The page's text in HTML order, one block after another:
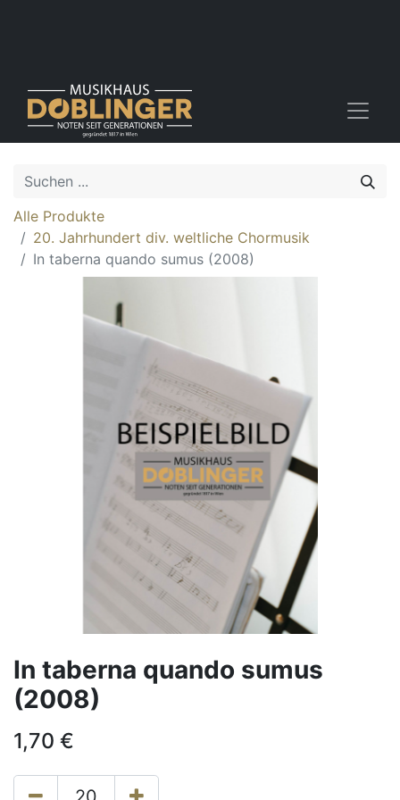
Alle Produkte
20. Jahrhundert div. weltliche Chormusik
In taberna quando sumus (2008)
In taberna quando sumus
(2008)
1,70 €